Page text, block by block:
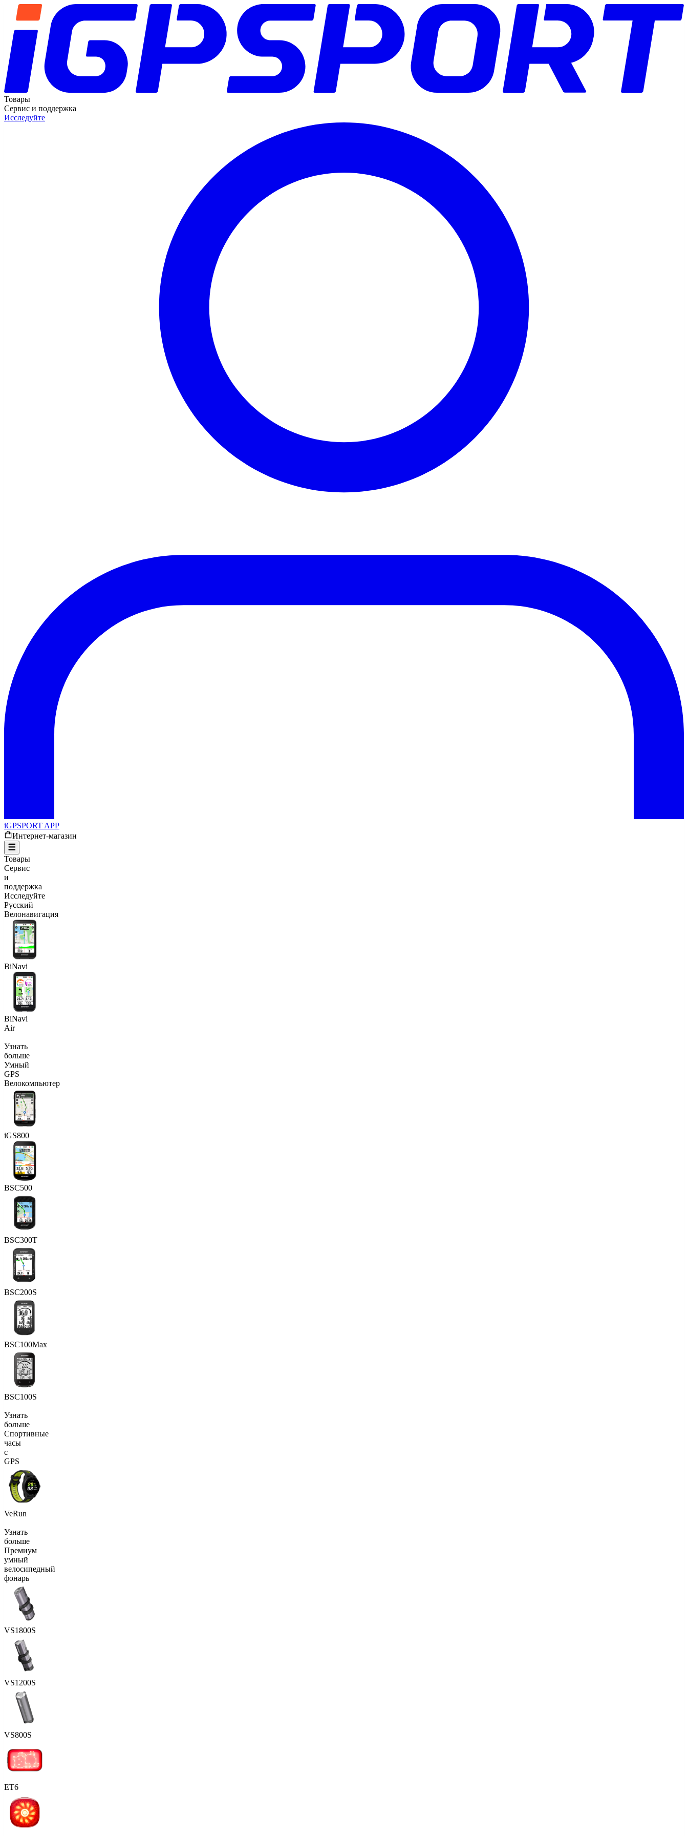
Товары
Сервис и поддержка
Исследуйте
iGPSPORT APP
Интернет-магазин
Товары
Сервис
и
поддержка
Исследуйте
Русский
Велонавигация
BiNavi
BiNavi
Air
Узнать
больше
Умный
GPS
Велокомпьютер
iGS800
BSC500
BSC300T
BSC200S
BSC100Max
BSC100S
Узнать
больше
Спортивные
часы
с
GPS
VeRun
Узнать
больше
Премиум
умный
велосипедный
фонарь
VS1800S
VS1200S
VS800S
ET6